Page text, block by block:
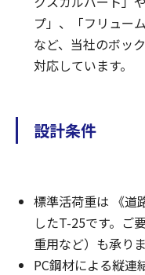
プ」、「フリュー
など、当社のボッ
対応しています。
設計条件
標準活荷重は 《道
したT-25です。ご
重用など）も承りま
PC鋼材による縦連